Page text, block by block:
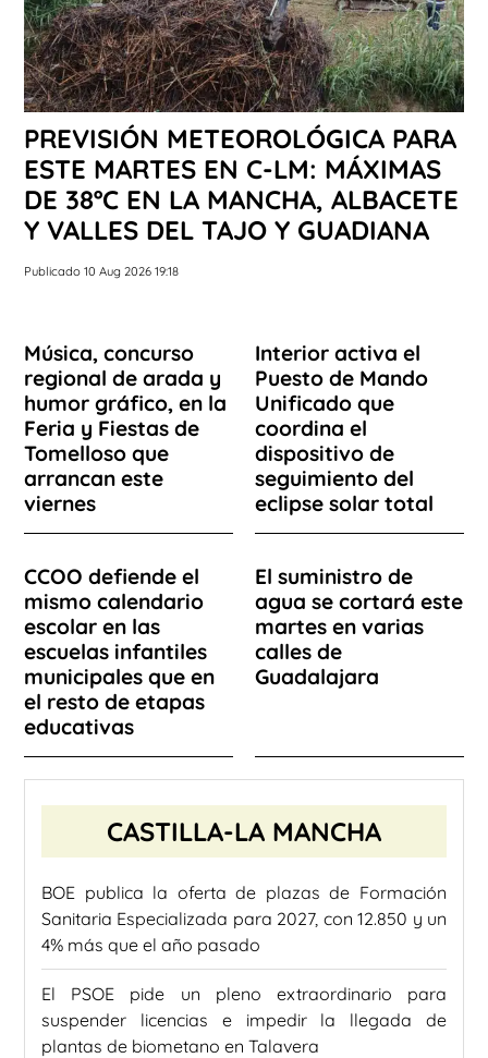
PREVISIÓN METEOROLÓGICA PARA
ESTE MARTES EN C-LM: MÁXIMAS
DE 38ºC EN LA MANCHA, ALBACETE
Y VALLES DEL TAJO Y GUADIANA
Publicado 10 Aug 2026 19:18
Música, concurso
regional de arada y
humor gráfico, en la
Feria y Fiestas de
Tomelloso que
arrancan este
viernes
Interior activa el
Puesto de Mando
Unificado que
coordina el
dispositivo de
seguimiento del
eclipse solar total
CCOO defiende el
mismo calendario
escolar en las
escuelas infantiles
municipales que en
el resto de etapas
educativas
El suministro de
agua se cortará este
martes en varias
calles de
Guadalajara
CASTILLA-LA MANCHA
BOE publica la oferta de plazas de Formación
Sanitaria Especializada para 2027, con 12.850 y un
4% más que el año pasado
El PSOE pide un pleno extraordinario para
suspender licencias e impedir la llegada de
plantas de biometano en Talavera